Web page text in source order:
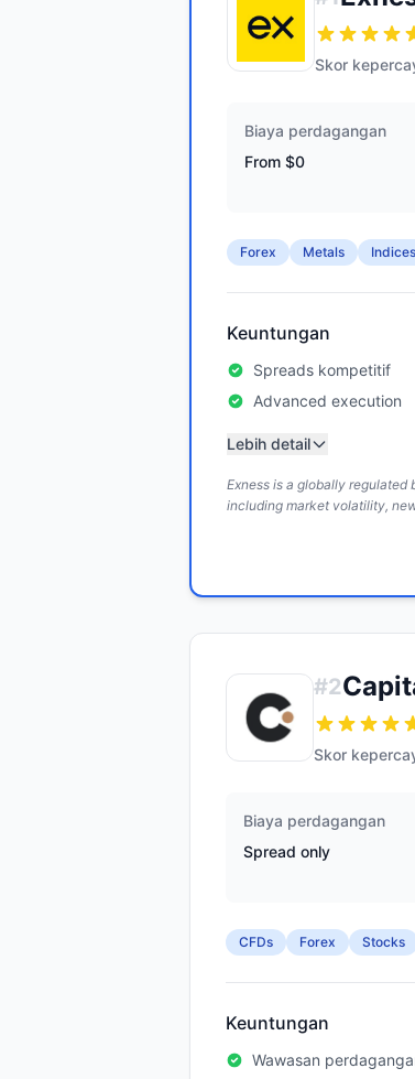
Skor
Biaya perdagangan
From $0
Forex Metals Indices
Keuntungan
Spreads kompetitif
Advanced execution
Lebih detail
Exness is a globally
including market volatility,
#2
Skor
Biaya perdagangan
Spread only
CFDs Forex Stocks
Keuntungan
Wawasan